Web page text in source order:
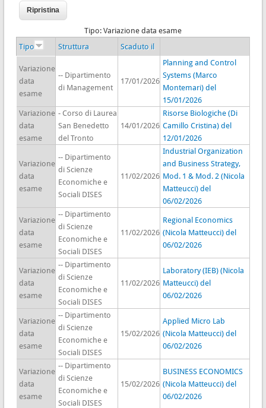
Tipo: Variazione data esame
Tipo
Struttura Scaduto il
Variazione
data
esame
-- Dipartimento
di Management
17/01/2026
Planning and Control
Systems (Marco
Montemari) del
15/01/2026
Variazione
data
esame
- Corso di Laurea
San Benedetto
del Tronto
14/01/2026
Risorse Biologiche (Di
Camillo Cristina) del
12/01/2026
Variazione
data
esame
-- Dipartimento
di Scienze
Economiche e
Sociali DISES
11/02/2026
Industrial Organization
and Business Strategy,
Mod. 1 & Mod. 2 (Nicola
Matteucci) del
06/02/2026
Variazione
data
esame
-- Dipartimento
di Scienze
Economiche e
Sociali DISES
11/02/2026
Regional Economics
(Nicola Matteucci) del
06/02/2026
Variazione
data
esame
-- Dipartimento
di Scienze
Economiche e
Sociali DISES
11/02/2026
Laboratory (IEB) (Nicola
Matteucci) del
06/02/2026
Variazione
data
esame
-- Dipartimento
di Scienze
Economiche e
Sociali DISES
15/02/2026
Applied Micro Lab
(Nicola Matteucci) del
06/02/2026
Variazione
data
esame
-- Dipartimento
di Scienze
Economiche e
Sociali DISES
15/02/2026
BUSINESS ECONOMICS
(Nicola Matteucci) del
06/02/2026